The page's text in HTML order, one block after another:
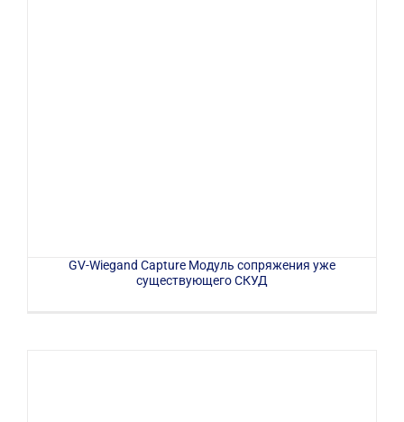
GV-Wiegand Capture Модуль сопряжения уже
существующего СКУД